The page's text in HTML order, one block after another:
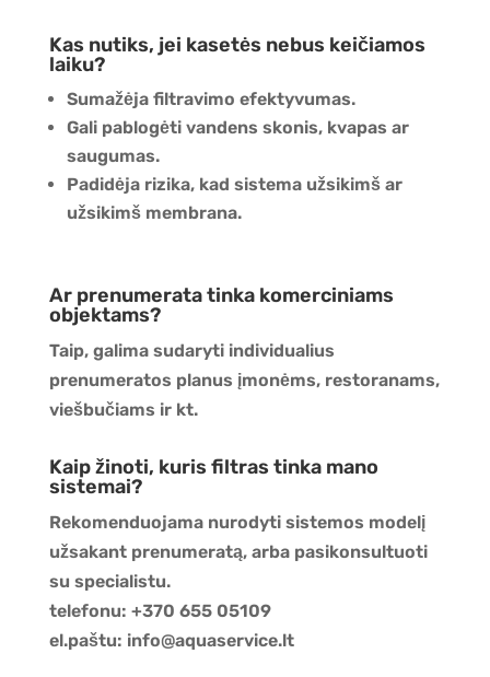
Kas nutiks, jei kasetės nebus keičiamos
laiku?
Sumažėja filtravimo efektyvumas.
Gali pablogėti vandens skonis, kvapas ar
saugumas.
Padidėja rizika, kad sistema užsikimš ar
užsikimš membrana.
Ar prenumerata tinka komerciniams
objektams?
Taip, galima sudaryti individualius
prenumeratos planus įmonėms, restoranams,
viešbučiams ir kt.
Kaip žinoti, kuris filtras tinka mano
sistemai?
Rekomenduojama nurodyti sistemos modelį
užsakant prenumeratą, arba pasikonsultuoti
su specialistu.
telefonu: +370 655 05109
el.paštu: info@aquaservice.lt